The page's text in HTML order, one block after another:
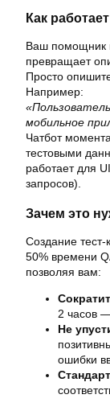
Как
Ваш помощник
превращает
Просто
Например:
мобильное
Чатбот
тестовыми
работает для
запросов).
Зачем это
Создание
50% времени
позволяя вам:
2 часов
Не
ошибки